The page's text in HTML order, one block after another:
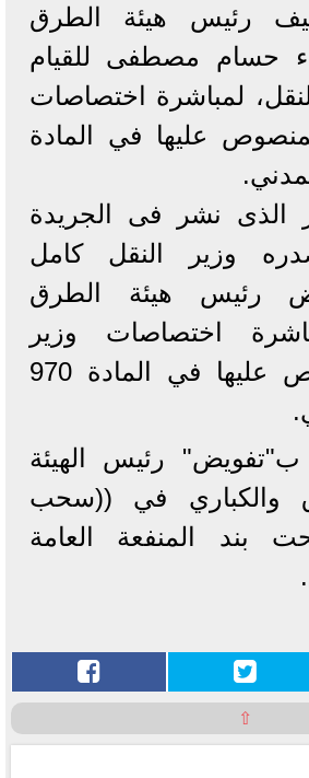
رئيس هيئة الطرق
حسام مصطفى للقيام
لمباشرة اختصاصات
عليها في المادة
الذى نشر فى الجريدة
وزير النقل كامل
رئيس هيئة الطرق
اختصاصات وزير
النقل المنصوص عليها في المادة 970
ب"تفويض" رئيس الهيئة
والكباري في ((سحب
بند المنفعة العامة
⇧